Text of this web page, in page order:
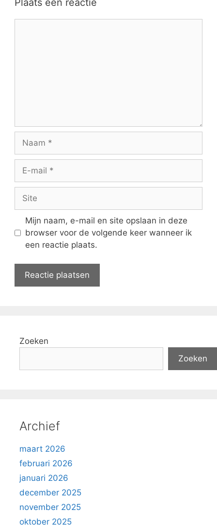
Plaats een reactie
Naam
Site
Mijn naam, e-mail en site opslaan in deze
browser voor de volgende keer wanneer ik
een reactie plaats.
Zoeken
Zoeken
Archief
maart 2026
februari 2026
januari 2026
december 2025
november 2025
oktober 2025